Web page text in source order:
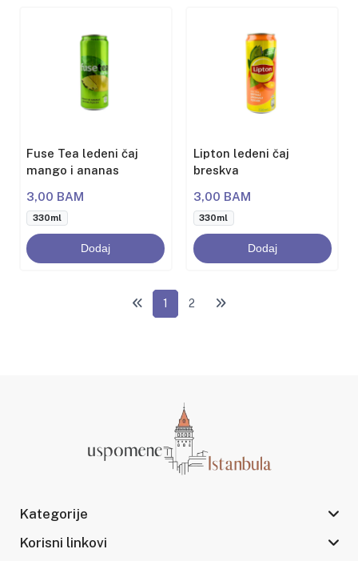
Fuse Tea ledeni čaj
mango i ananas
3,00 BAM
330ml
Dodaj
Lipton ledeni čaj
breskva
3,00 BAM
330ml
Dodaj
1 2
Kategorije
Korisni linkovi